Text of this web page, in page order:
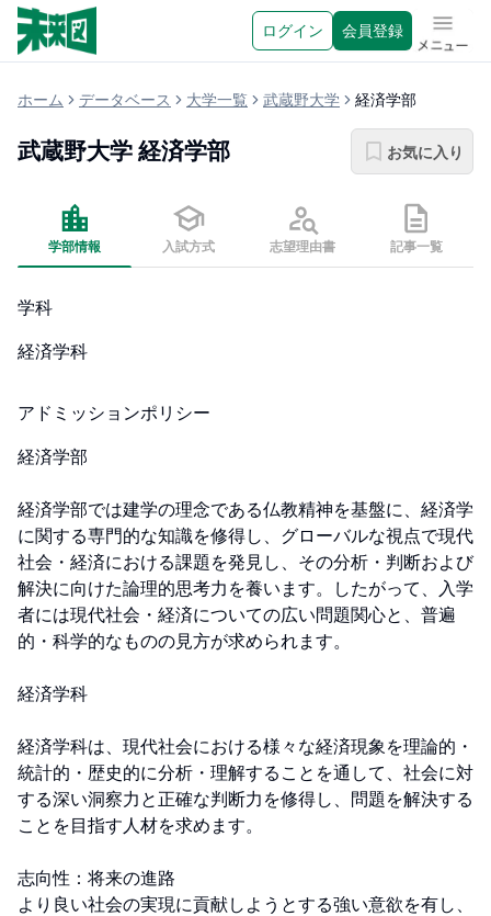
ログイン 会員登録 メニュ
ホーム データベース 大学一覧 武蔵野大学 経済学部
武蔵野大学 経済学部 お気に入り
学部情報 入試方式 志望理由書 記事一覧
学科
経済学科
アドミッションポリシー
経済学部
経済学部では建学の理念である仏教精神を基盤に、経済学
に関する専門的な知識を修得し、グローバルな視点で現代
社会・経済における課題を発見し、その分析・判断および
解決に向けた論理的思考力を養います。したがって、入学
者には現代社会・経済についての広い問題関心と、普遍
的・科学的なものの見方が求められます。
経済学科
経済学科は、現代社会における様々な経済現象を理論的・
統計的・歴史的に分析・理解することを通して、社会に対
する深い洞察力と正確な判断力を修得し、問題を解決する
ことを目指す人材を求めます。
志向性：将来の進路
より良い社会の実現に貢献しようとする強い意欲を有し、